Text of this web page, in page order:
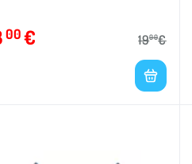
00€ 1900€